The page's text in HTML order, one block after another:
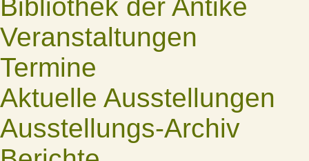
Bibliothek der Antike
Veranstaltungen
Termine
Aktuelle Ausstellungen
Ausstellungs-Archiv